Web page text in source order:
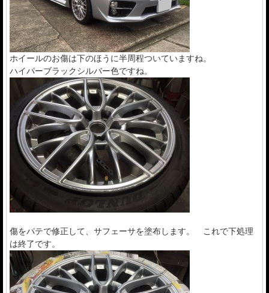
ホイールのお傷は下のほうに半周程ついていますね。
ハイパーブラックシルバー色ですね。
傷をパテで修正して、サフェーサを塗布します。 これで下処理
は終了です。